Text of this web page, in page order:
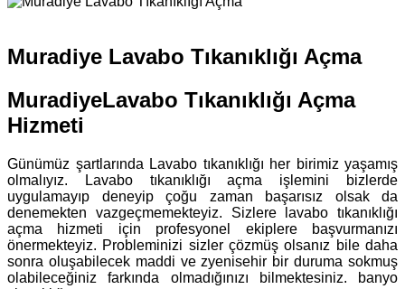
Muradiye Lavabo Tıkanıklığı Açma
MuradiyeLavabo Tıkanıklığı Açma
Hizmeti
Günümüz şartlarında Lavabo tıkanıklığı her birimiz yaşamış
olmalıyız. Lavabo tıkanıklığı açma işlemini bizlerde
uygulamayıp deneyip çoğu zaman başarısız olsak da
denemekten vazgeçmemekteyiz. Sizlere lavabo tıkanıklığı
açma hizmeti için profesyonel ekiplere başvurmanızı
önermekteyiz. Probleminizi sizler çözmüş olsanız bile daha
sonra oluşabilecek maddi ve zyenisehir bir duruma sokmuş
olabileceğiniz farkında olmadığınızı bilmektesiniz. banyo